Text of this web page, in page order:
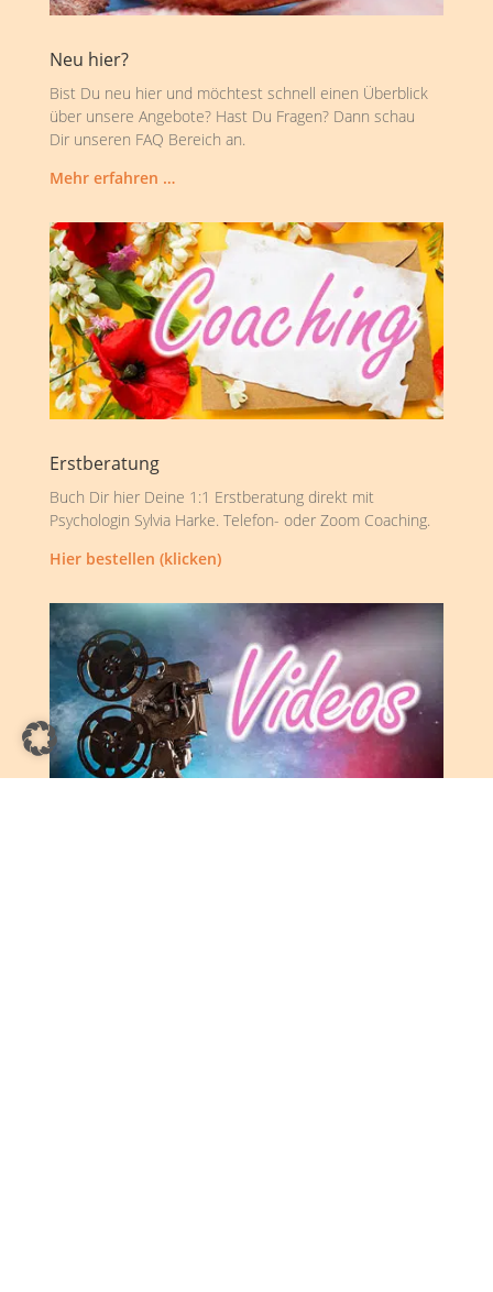
Neu hier?
Bist Du neu hier und möchtest schnell einen Überblick
über unsere Angebote? Hast Du Fragen? Dann schau
Dir unseren FAQ Bereich an.
Mehr erfahren …
Erstberatung
Buch Dir hier Deine 1:1 Erstberatung direkt mit
Psychologin Sylvia Harke. Telefon- oder Zoom Coaching.
Hier bestellen (klicken)